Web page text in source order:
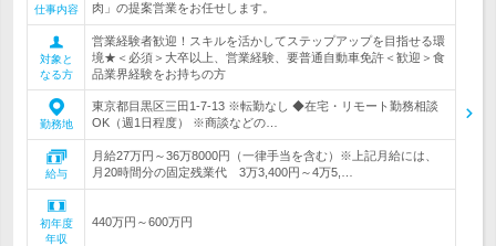
仕事内容
肉」の提案営業をお任せします。
対象と
なる方
営業経験者歓迎！スキルを活かしてステップアップを目指せる環
境★＜必須＞大卒以上、営業経験、要普通自動車免許＜歓迎＞食
品業界経験をお持ちの方
勤務地
東京都目黒区三田1-7-13 ※転勤なし ◆在宅・リモート勤務相談
OK（週1日程度） ※商談などの…
給与
月給27万円～36万8000円（一律手当を含む）※上記月給には、
月20時間分の固定残業代 3万3,400円～4万5,…
初年度
年収
440万円～600万円